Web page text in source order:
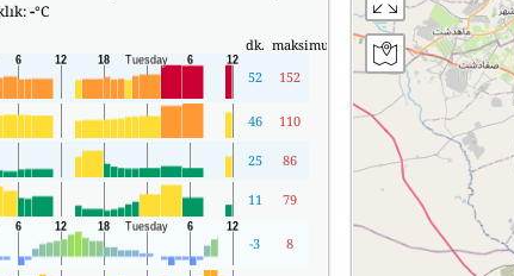
-°C
dk. maksimum
52 152
46 110
25 86
11 79
-3 8